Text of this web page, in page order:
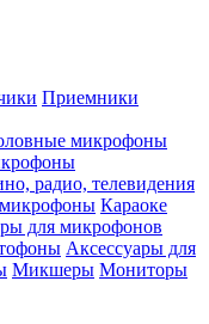
Приемники
микрофоны
радио, телевидения
Караоке
для микрофонов
Аксессуары для
Микшеры Мониторы